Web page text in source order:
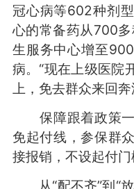
冠心病等602种剂
心的常备药从700
生服务中心增至
病。“现在上级医院
上，免去群众来回奔
保障跟着政策一
免起付线，参保群
接报销，不设起付门
从“配不齐”到“放